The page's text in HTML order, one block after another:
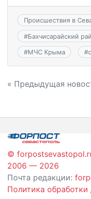
Происшествия в
#Бахчисарайский
#МЧС Крыма #
Навигация
записям
« Предыдущая
©
2006 — 2026
Почта редакции:
Политика обработки